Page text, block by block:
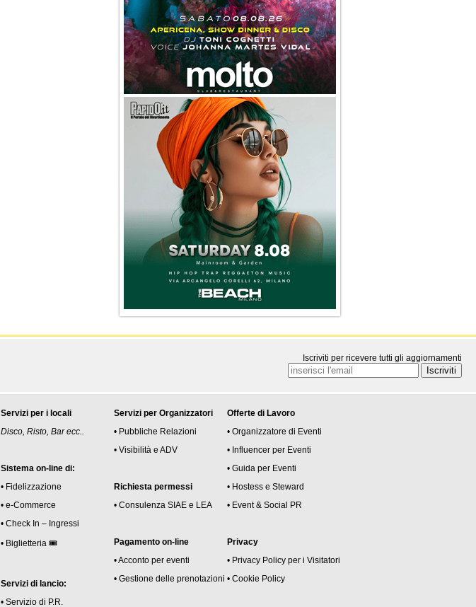
Iscriviti per ricevere tutti gli aggiornamenti
Servizi per i locali
Disco, Risto, Bar ecc..
Sistema on-line di:
• Fidelizzazione
• e-Commerce
• Check In – Ingressi
• Biglietteria 🎟
Servizi di lancio:
• Servizio di P.R.
Servizi per Organizzatori
• Pubbliche Relazioni
• Visibilità e ADV
Richiesta permessi
• Consulenza SIAE e LEA
Pagamento on-line
• Acconto per eventi
• Gestione delle prenotazioni
Offerte di Lavoro
• Organizzatore di Eventi
• Influencer per Eventi
• Guida per Eventi
• Hostess e Steward
• Event & Social PR
Privacy
• Privacy Policy per i Visitatori
• Cookie Policy